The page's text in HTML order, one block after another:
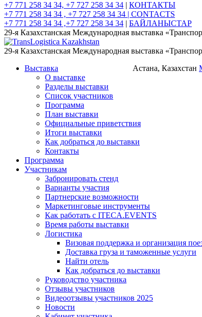
+7 771 258 34 34, +7 727 258 34 34 | КОНТАКТЫ
+7 771 258 34 34 , +7 727 258 34 34 | CONTACTS
+7 771 258 34 34 ,+7 727 258 34 34 | БАЙЛАНЫСТАР
29-я Казахстанская Международная выставка
29-я Казахстанская Международная выставка
Астана, Казахстан
Выставка
О выставке
Разделы выставки
Список участников
Программа
План выставки
Официальные приветствия
Итоги выставки
Как добраться до выставки
Контакты
Программа
Участникам
Забронировать стенд
Варианты участия
Партнерские возможности
Маркетинговые инструменты
Как работать с ITECA.EVENTS
Время работы выставки
Логистика
Визовая поддержка и организация
Доставка груза и таможенные услуги
Найти отель
Как добраться до выставки
Руководство участника
Отзывы участников
Видеоотзывы участников 2025
Новости